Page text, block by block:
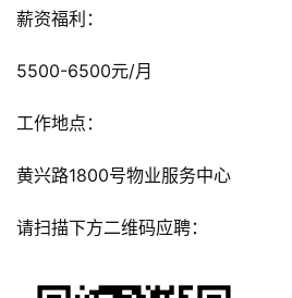
薪资福利：
5500-6500元/月
工作地点：
黄兴路1800号物业服务中心
请扫描下方二维码应聘：